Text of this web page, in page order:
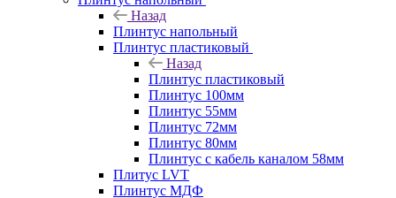
Назад
Плинтус напольный
Плинтус пластиковый
Назад
Плинтус пластиковый
Плинтус 100мм
Плинтус 55мм
Плинтус 72мм
Плинтус 80мм
Плинтус с кабель каналом 58мм
Плитус LVT
Плинтус МДФ